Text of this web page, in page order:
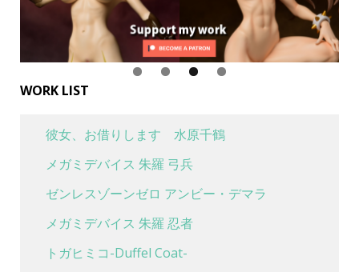
WORK LIST
彼女、お借りします 水原千鶴
メガミデバイス 朱羅 弓兵
ゼンレスゾーンゼロ アンビー・デマラ
メガミデバイス 朱羅 忍者
トガヒミコ-Duffel Coat-